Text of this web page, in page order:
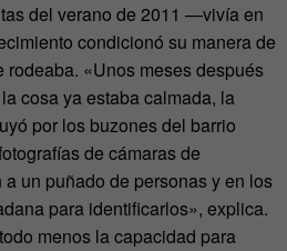
del verano de 2011 —vivía en
condicionó su manera de
rodeaba. «Unos meses después
cosa ya estaba calmada, la
por los buzones del barrio
de cámaras de
un puñado de personas y en los
para identificarlos», explica.
menos la capacidad para